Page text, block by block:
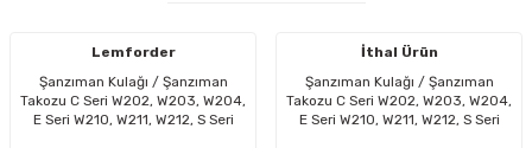
Lemforder
Şanzıman Kulağı / Şanzıman
Takozu C Seri W202, W203, W204,
E Seri W210, W211, W212, S Seri
İthal Ürün
Şanzıman Kulağı / Şanzıman
Takozu C Seri W202, W203, W204,
E Seri W210, W211, W212, S Seri